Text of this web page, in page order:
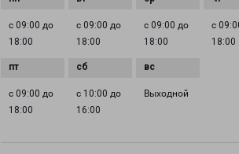
с 09:00 до
18:00
с 09:00 до
18:00
с 09:00 до
18:00
с
18:00
с 09:00 до
18:00
с 10:00 до
16:00
Выходной